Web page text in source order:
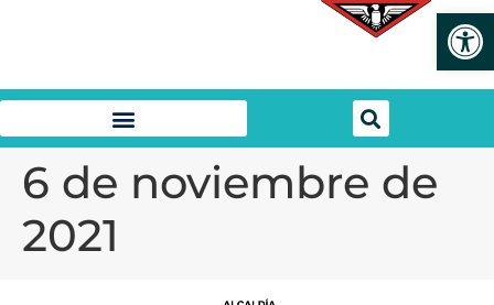
6 de noviembre de
2021